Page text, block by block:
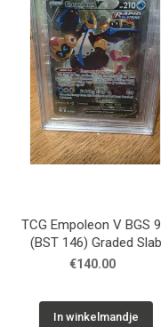
TCG Empoleon V BGS 9.5
(BST 146) Graded Slab
€140.00
In winkelmandje